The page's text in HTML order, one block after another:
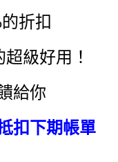
折扣
級好用！
給你
扣下期帳單